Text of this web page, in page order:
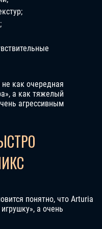
не как очередная
а как тяжелый
агрессивным
понятно, что Arturia
а очень